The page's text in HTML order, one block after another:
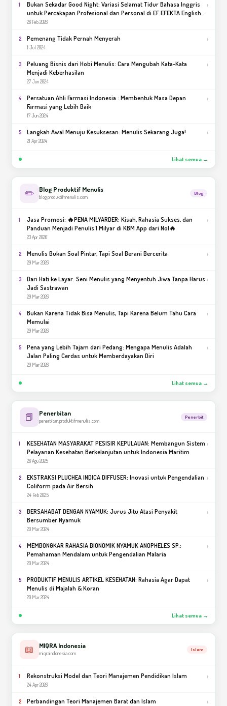
1
Bukan Sekadar Good Night: Variasi Selamat Tidur Bahasa Inggris
untuk Percakapan Profesional dan Personal di EF EFEKTA English
for Adults
26 Feb 2026
›
2 Pemenang Tidak Pernah Menyerah
1 Jul 2024
›
3
Peluang Bisnis dari Hobi Menulis: Cara Mengubah Kata-Kata
Menjadi Keberhasilan
27 Jun 2024
›
4
Persatuan Ahli Farmasi Indonesia : Membentuk Masa Depan
Farmasi yang Lebih Baik
17 Jun 2024
›
5 Langkah Awal Menuju Kesuksesan: Menulis Sekarang Juga!
21 Apr 2024
›
Lihat semua →
✏️ Blog Produktif Menulis
blog.produktifmenulis.com
Blog
1
Jasa Promosi: 🔥PENA MILYARDER: Kisah, Rahasia Sukses, dan
Panduan Menjadi Penulis 1 Milyar di KBM App dari Nol🔥
23 Apr 2026
›
2 Menulis Bukan Soal Pintar, Tapi Soal Berani Bercerita
29 Mar 2026
›
3
Dari Hati ke Layar: Seni Menulis yang Menyentuh Jiwa Tanpa Harus
Jadi Sastrawan
29 Mar 2026
›
4
Bukan Karena Tidak Bisa Menulis, Tapi Karena Belum Tahu Cara
Memulai
29 Mar 2026
›
5
Pena yang Lebih Tajam dari Pedang: Mengapa Menulis Adalah
Jalan Paling Cerdas untuk Memberdayakan Diri
29 Mar 2026
›
Lihat semua →
📕 Penerbitan
penerbitan.produktifmenulis.com
Penerbit
1
KESEHATAN MASYARAKAT PESISIR KEPULAUAN: Membangun Sistem
Pelayanan Kesehatan Berkelanjutan untuk Indonesia Maritim
26 Agu 2025
›
2
EKSTRAKSI PLUCHEA INDICA DIFFUSER: Inovasi untuk Pengendalian
Coliform pada Air Bersih
24 Feb 2025
›
3
BERSAHABAT DENGAN NYAMUK: Jurus Jitu Atasi Penyakit
Bersumber Nyamuk
20 Mar 2024
›
4
MEMBONGKAR RAHASIA BIONOMIK NYAMUK ANOPHELES SP.:
Pemahaman Mendalam untuk Pengendalian Malaria
20 Mar 2024
›
5
PRODUKTIF MENULIS ARTIKEL KESEHATAN: Rahasia Agar Dapat
Menulis di Majalah & Koran
20 Mar 2024
›
Lihat semua →
📖 MIQRA Indonesia
miqraindonesia.com
Islam
1 Rekonstruksi Model dan Teori Manajemen Pendidikan Islam
24 Apr 2026
›
2 Perbandingan Teori Manajemen Barat dan Islam ›